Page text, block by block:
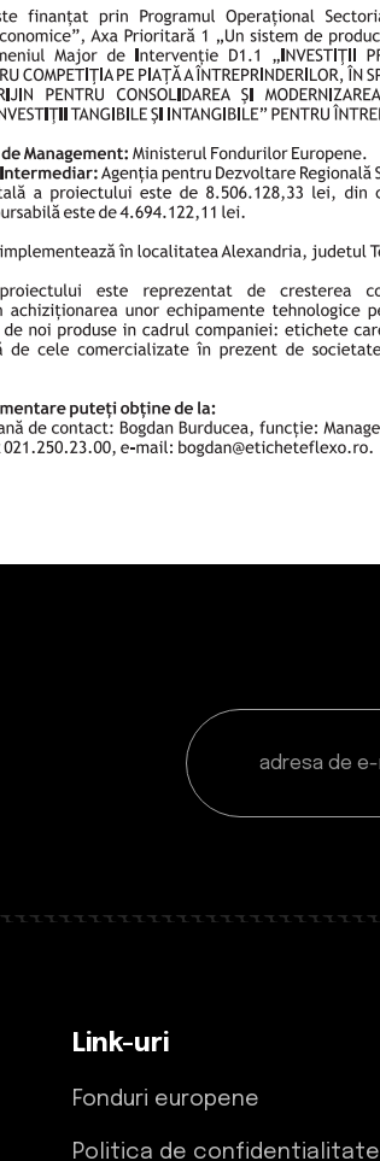
Link-uri
Fonduri europene
Politica de confidentialitate